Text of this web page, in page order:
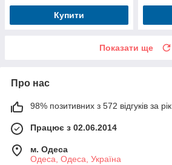
Купити
Показати ще
Про нас
98% позитивних з 572 відгуків за рік
Працює з 02.06.2014
м. Одеса
Одеса, Одеса, Україна